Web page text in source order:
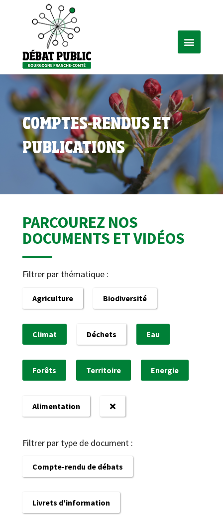
COMPTES-RENDUS ET
PUBLICATIONS
PARCOUREZ NOS
DOCUMENTS ET VIDÉOS
Filtrer par thématique :
Agriculture Biodiversité
Climat Déchets Eau
Forêts Territoire Energie
Alimentation
Filtrer par type de document :
Compte-rendu de débats
Livrets d'information